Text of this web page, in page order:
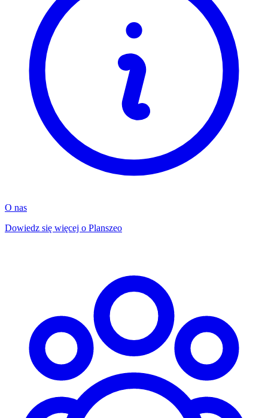
O nas
Dowiedz się więcej o Planszeo